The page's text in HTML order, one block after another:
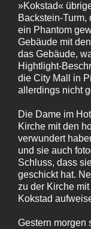
»Kokstad«
Backstein-
ein Phantom
Gebäude mit
das Gebäude,
Hightlight-
die City Mall in
allerdings nicht
Die Dame im
Kirche mit den
verwundert
und sie auch
Schluss, dass
geschickt hat.
zu der Kirche
Kokstad
Gestern morgen